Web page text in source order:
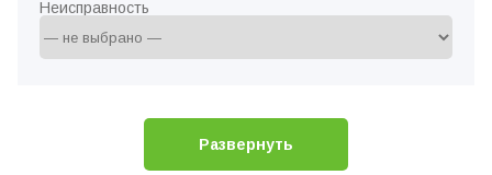
Неисправность
Развернуть